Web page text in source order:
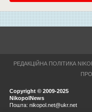
РЕДАКЦІЙНА ПОЛІТИКА
Copyright © 2009-2025
NikopolNews
Пошта: nikopol.net@ukr.net